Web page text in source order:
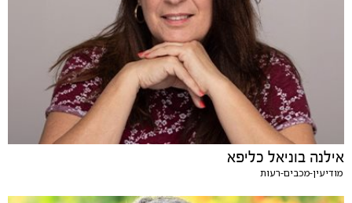
אילנה בוניאל כליפא
מודיעין-מכבים-רעות